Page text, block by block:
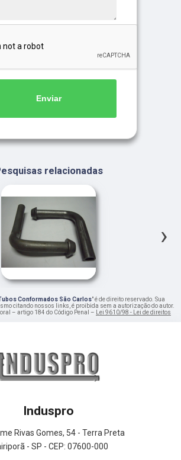
Enviar
relacionadas
›
Conformados São Carlos" é de direito reservado. Sua
citando nossos links, é proibida sem a autorização do autor.
– artigo 184 do Código Penal – Lei 9610/98 - Lei de direitos
Induspro
Rivas Gomes, 54 - Terra Preta
- SP - CEP: 07600-000